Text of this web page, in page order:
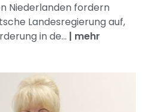
Niederlanden fordern
Landesregierung auf,
in de... | mehr